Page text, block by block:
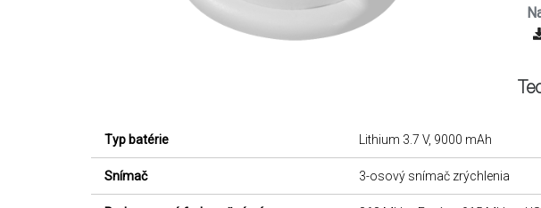
MESTSKÉ KAMEROVÉ SYSTÉMY
DIGITAL SIGNAGE V MESTE
KVALITA VÔD V RYBNIKÁRSTVE
Typ batérie Lithium 3.7 V, 9000 mAh
Snímač 3-osový snímač zrýchlenia